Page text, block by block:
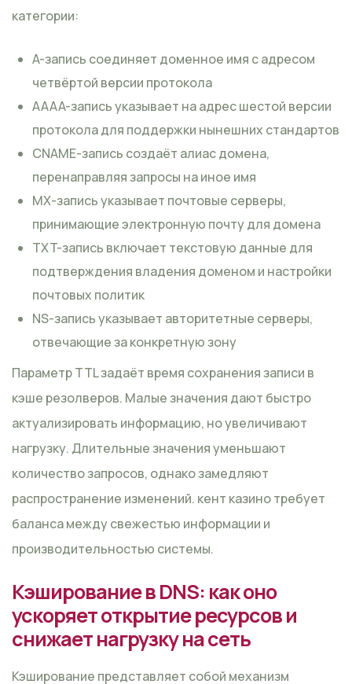
категории:
A-запись соединяет доменное имя с адресом
четвёртой версии протокола
AAAA-запись указывает на адрес шестой версии
протокола для поддержки нынешних стандартов
CNAME-запись создаёт алиас домена,
перенаправляя запросы на иное имя
MX-запись указывает почтовые серверы,
принимающие электронную почту для домена
TXT-запись включает текстовую данные для
подтверждения владения доменом и настройки
почтовых политик
NS-запись указывает авторитетные серверы,
отвечающие за конкретную зону
Параметр TTL задаёт время сохранения записи в
кэше резолверов. Малые значения дают быстро
актуализировать информацию, но увеличивают
нагрузку. Длительные значения уменьшают
количество запросов, однако замедляют
распространение изменений. кент казино требует
баланса между свежестью информации и
производительностью системы.
Кэширование в DNS: как оно
ускоряет открытие ресурсов и
снижает нагрузку на сеть
Кэширование представляет собой механизм